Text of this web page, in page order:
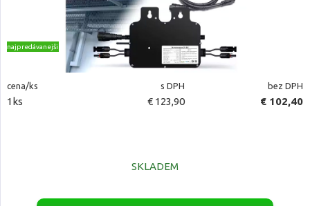
najpredávanejšie
cena/ks s DPH bez DPH
1ks € 123,90 € 102,40
SKLADEM